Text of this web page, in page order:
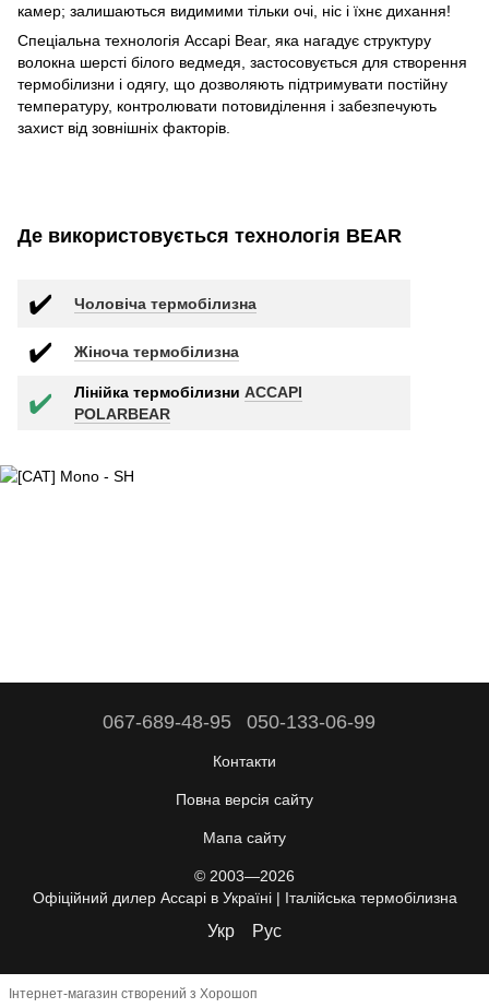
камер; залишаються видимими тільки очі, ніс і їхнє дихання!
Спеціальна технологія Accapi Bear, яка нагадує структуру
волокна шерсті білого ведмедя, застосовується для створення
термобілизни і одягу, що дозволяють підтримувати постійну
температуру, контролювати потовиділення і забезпечують
захист від зовнішніх факторів.
Де використовується технологія BEAR
✔️ Чоловіча термобілизна
✔️ Жіноча термобілизна
✔️ Лінійка термобілизни ACCAPI
POLARBEAR
067-689-48-95 050-133-06-99
Контакти
Повна версія сайту
Мапа сайту
© 2003—2026
Офіційний дилер Accapi в Україні | Італійська термобілизна
Укр Рус
Інтернет-магазин створений з Хорошоп